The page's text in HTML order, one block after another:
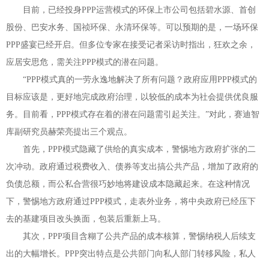
目前，已经投身PPP运营模式的环保上市公司包括碧水源、首创
股份、巴安水务、国祯环保、永清环保等。可以预期的是，一场环保
PPP盛宴已经开启。但多位专家在接受记者采访时指出，狂欢之余，
应居安思危，需关注PPP模式的潜在问题。
“PPP模式真的一劳永逸地解决了所有问题？政府应用PPP模式的
目标应该是，更好地完成政府治理，以较低的成本为社会提供优良服
务。目前看， PPP模式存在着的潜在问题需引起关注。 ”对此，赛迪智
库副研究员赫荣亮提出三个观点。
首先，PPP模式隐藏了供给的真实成本，警惕地方政府扩张的二
次冲动。政府通过税费收入、债券等支出搞公共产品，增加了政府的
负债总额，而公私合营很巧妙地将建设成本隐藏起来。在这种情况
下，警惕地方政府通过PPP模式，走表外业务，将中央政府已经压下
去的基建项目改头换面，包装后重新上马。
其次，PPP项目含糊了公共产品的成本核算，警惕纳税人后续支
出的大幅增长。 PPP突出特点是公共部门向私人部门转移风险，私人